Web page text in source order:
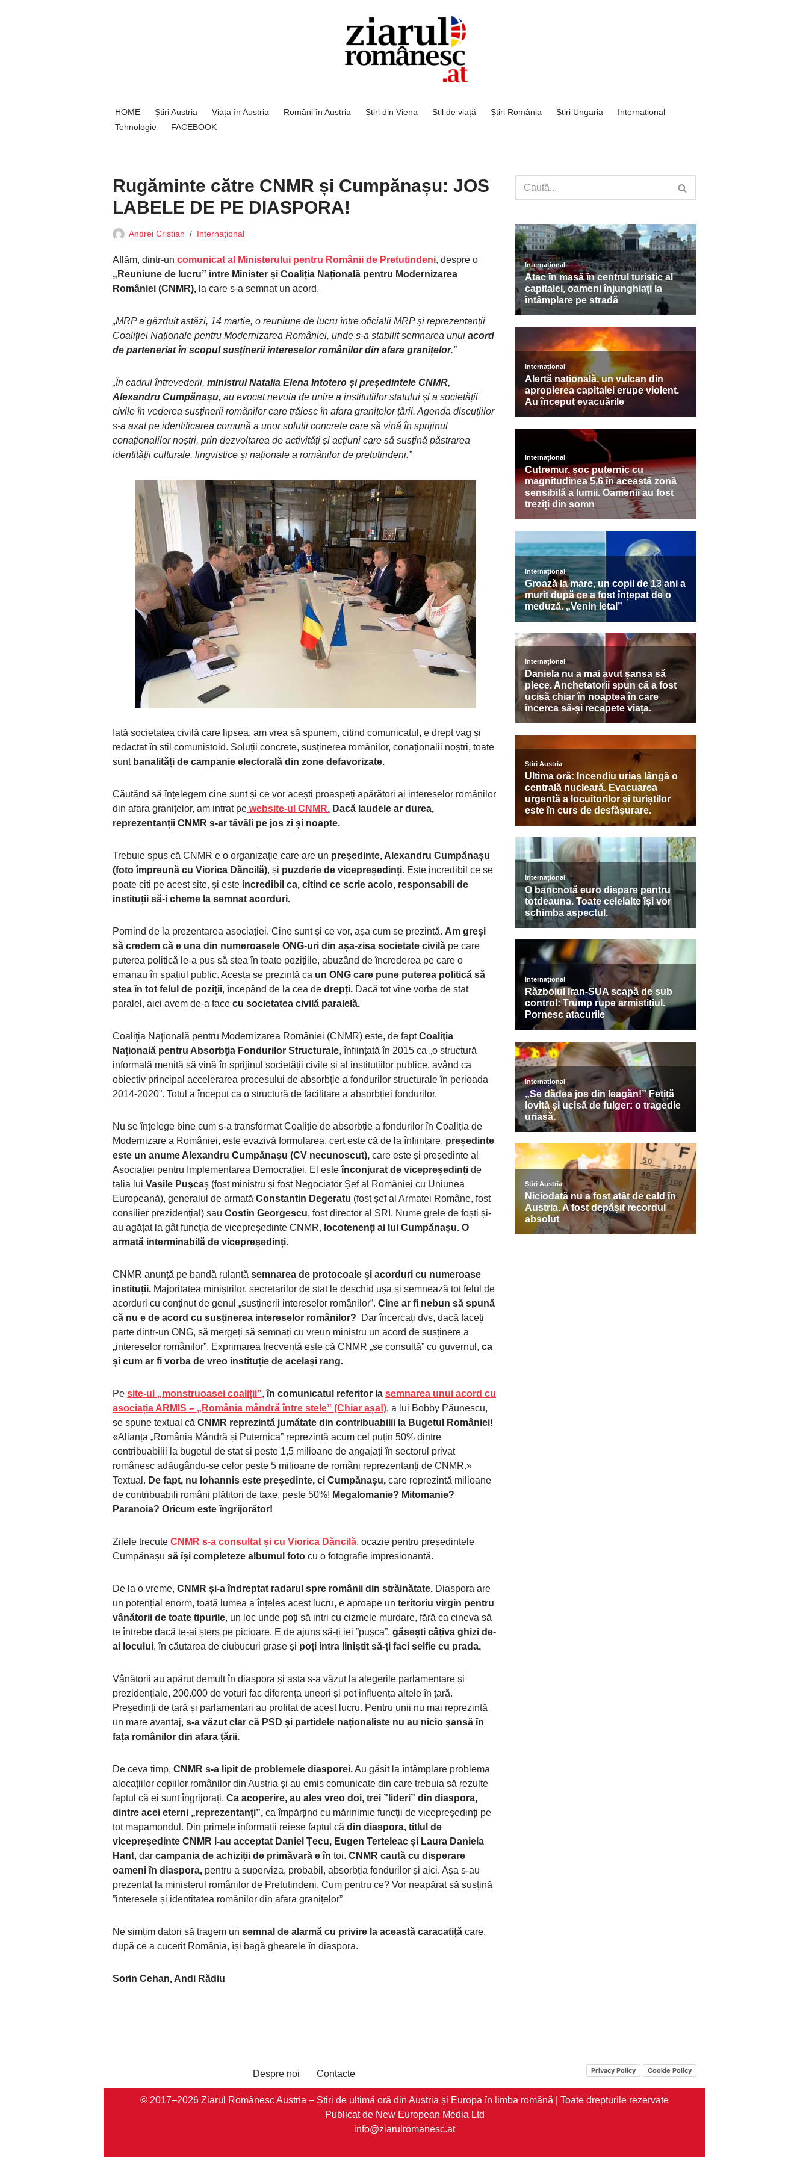
HOME Știri Austria Viața în Austria Români în Austria Știri din Viena Stil de viață Știri România Știri Ungaria
Internațional
Tehnologie
FACEBOOK
Rugăminte către CNMR și Cumpănașu: JOS
LABELE DE PE DIASPORA!
Andrei Cristian Internațional
Aflăm, dintr-un comunicat al Ministerului pentru Românii de Pretutindeni, despre o
„Reuniune de lucru” între Minister și Coaliția Națională pentru Modernizarea
României (CNMR), la care s-a semnat un acord.
„MRP a găzduit astăzi, 14 martie, o reuniune de lucru între oficialii MRP și reprezentanții
Coaliției Naționale pentru Modernizarea României, unde s-a stabilit semnarea unui acord
de parteneriat în scopul susținerii intereselor românilor din afara granițelor.”
„În cadrul întrevederii, ministrul Natalia Elena Intotero și președintele CNMR,
Alexandru Cumpănașu, au evocat nevoia de unire a instituțiilor statului și a societății
civile în vederea susținerii românilor care trăiesc în afara granițelor țării. Agenda discuțiilor
s-a axat pe identificarea comună a unor soluții concrete care să vină în sprijinul
conaționalilor noștri, prin dezvoltarea de activități și acțiuni care să susțină păstrarea
identității culturale, lingvistice și naționale a românilor de pretutindeni.”
Iată societatea civilă care lipsea, am vrea să spunem, citind comunicatul, e drept vag și
redactat în stil comunistoid. Soluții concrete, susținerea românilor, conaționalii noștri, toate
suntbanalități de campanie electorală din zone defavorizate.
Căutând să înțelegem cine sunt și ce vor acești proaspeți apărători ai intereselor românilor
din afara granițelor, am intrat pe website-ul CNMR. Dacă laudele ar durea,
reprezentanții CNMR s-ar tăvăli pe jos zi și noapte.
Trebuie spus că CNMR e o organizație care are un președinte, Alexandru Cumpănașu
(foto împreună cu Viorica Dăncilă), și puzderie de vicepreședinți. Este incredibil ce se
poate citi pe acest site, și este incredibil ca, citind ce scrie acolo, responsabili de
instituții să-i cheme la semnat acorduri.
Pornind de la prezentarea asociației. Cine sunt și ce vor, așa cum se prezintă. Am greși
să credem că e una din numeroasele ONG-uri din așa-zisa societate civilă pe care
puterea politică le-a pus să stea în toate pozițiile, abuzând de încrederea pe care o
emanau în spațiul public. Acesta se prezintă ca un ONG care pune puterea politică să
stea în tot felul de poziții, începând de la cea de drepți. Dacă tot vine vorba de stat
paralel, aici avem de-a face cu societatea civilă paralelă.
Coaliţia Naţională pentru Modernizarea României (CNMR) este, de faptCoaliţia
Naţională pentru Absorbţia Fondurilor Structurale, înființată în 2015 ca „o structură
informală menită să vină în sprijinul societății civile și al instituțiilor publice, având ca
obiectiv principal accelerarea procesului de absorbție a fondurilor structurale în perioada
2014-2020”. Totul a început ca o structură de facilitare a absorbției fondurilor.
Nu se înțelege bine cum s-a transformat Coaliție de absorbție a fondurilor în Coaliția de
Modernizare a României, este evazivă formularea, cert este că de la înființare, președinte
este un anume Alexandru Cumpănașu (CV necunoscut), care este și președinte al
Asociației pentru Implementarea Democrației. El esteînconjurat de vicepreședinți de
talia lui Vasile Puşcaş (fost ministru și fost Negociator Șef al României cu Uniunea
Europeană), generalul de armată Constantin Degeratu (fost șef al Armatei Române, fost
consilier prezidențial) sau Costin Georgescu, fost director al SRI. Nume grele de foști și-
au agățat la gât funcția de vicepreşedinte CNMR, locotenenți ai lui Cumpănașu. O
armată interminabilă de vicepreședinți.
CNMR anunță pe bandă rulantă semnarea de protocoale și acorduri cu numeroase
instituții. Majoritatea miniștrilor, secretarilor de stat le deschid ușa și semnează tot felul de
acorduri cu conținut de genul „susținerii intereselor românilor”. Cine ar fi nebun să spună
că nu e de acord cu susținerea intereselor românilor?
Dar încercați dvs, dacă faceți
parte dintr-un ONG, să mergeți să semnați cu vreun ministru un acord de susținere a
„intereselor românilor”. Exprimarea frecventă este că CNMR „se consultă” cu guvernul, ca
și cum ar fi vorba de vreo instituție de același rang.
Pe site-ul „monstruoasei coaliții”,în comunicatul referitor la semnarea unui acord cu
asociația ARMIS – „România mândră între stele” (Chiar așa!), a lui Bobby Păunescu,
se spune textual că CNMR reprezintă jumătate din contribuabilii la Bugetul României!
«Alianța „România Mândră și Puternica” reprezintă acum cel puțin 50% dintre
contribuabilii la bugetul de stat si peste 1,5 milioane de angajați în sectorul privat
românesc adăugându-se celor peste 5 milioane de români reprezentanți de CNMR.»
Textual. De fapt, nu Iohannis este președinte, ci Cumpănașu, care reprezintă milioane
de contribuabili români plătitori de taxe, peste 50%! Megalomanie? Mitomanie?
Paranoia? Oricum este îngrijorător!
Zilele trecute CNMR s-a consultat și cu Viorica Dăncilă, ocazie pentru președintele
Cumpănașu să își completeze albumul foto cu o fotografie impresionantă.
De la o vreme, CNMR și-a îndreptat radarul spre românii din străinătate. Diaspora are
un potențial enorm, toată lumea a înțeles acest lucru, e aproape un teritoriu virgin pentru
vânătorii de toate tipurile, un loc unde poți să intri cu cizmele murdare, fără ca cineva să
te întrebe dacă te-ai șters pe picioare. E de ajuns să-ți iei ”pușca”, găsești câțiva ghizi de-
ai locului, în căutarea de ciubucuri grase și poți intra liniștit să-ți faci selfie cu prada.
Vânătorii au apărut demult în diaspora și asta s-a văzut la alegerile parlamentare și
prezidențiale, 200.000 de voturi fac diferența uneori și pot influența altele în țară.
Președinți de țară și parlamentari au profitat de acest lucru. Pentru unii nu mai reprezintă
un mare avantaj, s-a văzut clar că PSD și partidele naționaliste nu au nicio șansă în
fața românilor din afara țării.
De ceva timp, CNMR s-a lipit de problemele diasporei.Au găsit la întâmplare problema
alocațiilor copiilor românilor din Austria și au emis comunicate din care trebuia să rezulte
faptul că ei sunt îngrijorați. Ca acoperire, au ales vreo doi, trei ”lideri” din diaspora,
dintre acei eterni „reprezentanți”, ca împărțind cu mărinimie funcții de vicepreședinți pe
tot mapamondul. Din primele informatii reiese faptul că din diaspora, titlul de
vicepreședinte CNMR l-au acceptat Daniel Țecu, Eugen Terteleac și Laura Daniela
Hant, dar campania de achiziții de primăvară e în toi. CNMR caută cu disperare
oameni în diaspora, pentru a superviza, probabil, absorbția fondurilor și aici. Așa s-au
prezentat la ministerul românilor de Pretutindeni. Cum pentru ce? Vor neapărat să susțină
”interesele și identitatea românilor din afara granițelor”
Ne simțim datori să tragem un semnal de alarmă cu privire la această caracatiță care,
după ce a cucerit România, își bagă ghearele în diaspora.
Sorin Cehan, Andi Rădiu
Despre noi Contacte Privacy Policy Cookie Policy
© 2017–2026 Ziarul Românesc Austria – Știri de ultimă oră din Austria și Europa în limba română | Toate drepturile rezervate
Publicat de New European Media Ltd
info@ziarulromanesc.at